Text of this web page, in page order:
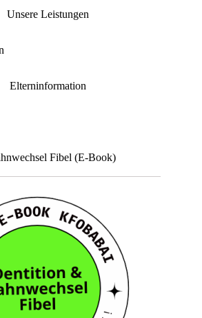
Unsere Leistungen
Elterninformation
Fibel (E-Book)